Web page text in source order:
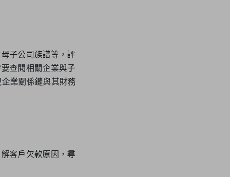
子公司族譜等，評
查閱相關企業與子
業關係鏈與其財務
客戶欠款原因，尋